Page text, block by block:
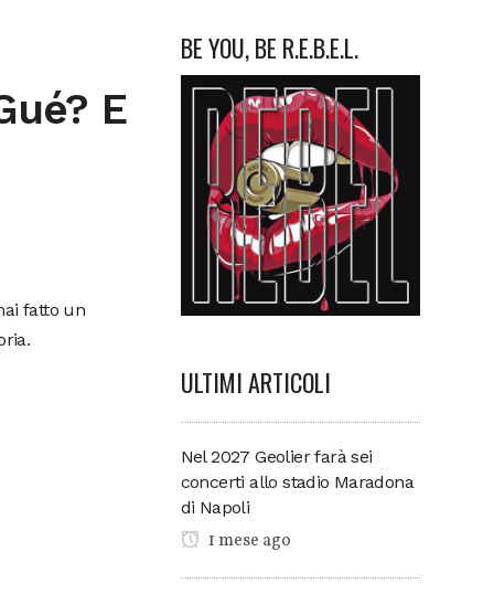
E
fatto un
BE YOU, BE R.E.B.E.L.
ULTIMI ARTICOLI
Nel 2027 Geolier farà sei
concerti allo stadio Maradona
di Napoli
1 mese ago